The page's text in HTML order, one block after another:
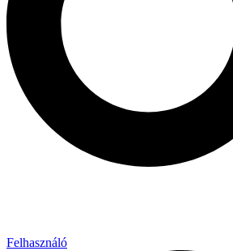
Felhasználó